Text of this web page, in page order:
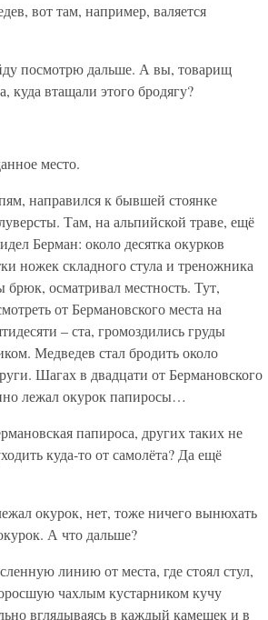
вот там, например, валяется
посмотрю дальше. А вы, товарищ
куда втащали этого бродягу?
место.
направился к бывшей стоянке
Там, на альпийской траве, ещё
Берман: около десятка окурков
ножек складного стула и треножника
осматривал местность. Тут,
от Бермановского места на
– ста, громоздились груды
Медведев стал бродить около
Шагах в двадцати от Бермановского
лежал окурок папиросы…
папироса, других таких не
куда-то от самолёта? Да ещё
окурок, нет, тоже ничего вынюхать
А что дальше?
линию от места, где стоял стул,
чахлым кустарником кучу
вглядываясь в каждый камешек и в